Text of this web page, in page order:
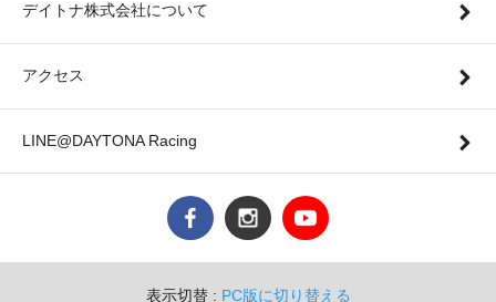
デイトナ株式会社について
アクセス
LINE@DAYTONA Racing
表示切替 : PC版に切り替える